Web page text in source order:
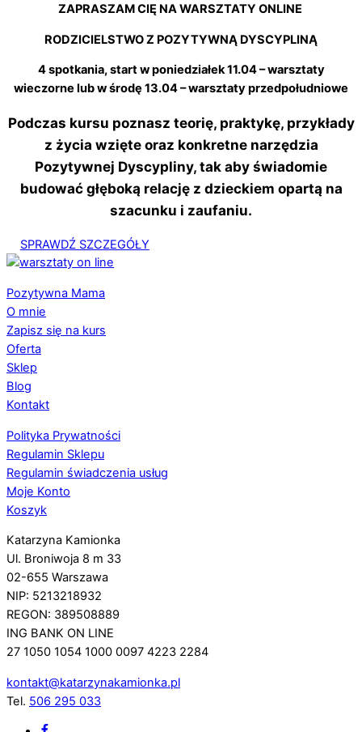
ZAPRASZAM CIĘ NA WARSZTATY ONLINE
RODZICIELSTWO Z POZYTYWNĄ DYSCYPLINĄ
4 spotkania, start w poniedziałek 11.04 – warsztaty
wieczorne lub w środę 13.04 – warsztaty przedpołudniowe
Podczas kursu poznasz teorię, praktykę, przykłady
z życia wzięte oraz konkretne narzędzia
Pozytywnej Dyscypliny, tak aby świadomie
budować głęboką relację z dzieckiem opartą na
szacunku i zaufaniu.
SPRAWDŹ SZCZEGÓŁY
Pozytywna Mama
O mnie
Zapisz się na kurs
Oferta
Sklep
Blog
Kontakt
Polityka Prywatności
Regulamin Sklepu
Regulamin świadczenia usług
Moje Konto
Koszyk
Katarzyna Kamionka
Ul. Broniwoja 8 m 33
02-655 Warszawa
NIP: 5213218932
REGON: 389508889
ING BANK ON LINE
27 1050 1054 1000 0097 4223 2284
kontakt@katarzynakamionka.pl
Tel. 506 295 033